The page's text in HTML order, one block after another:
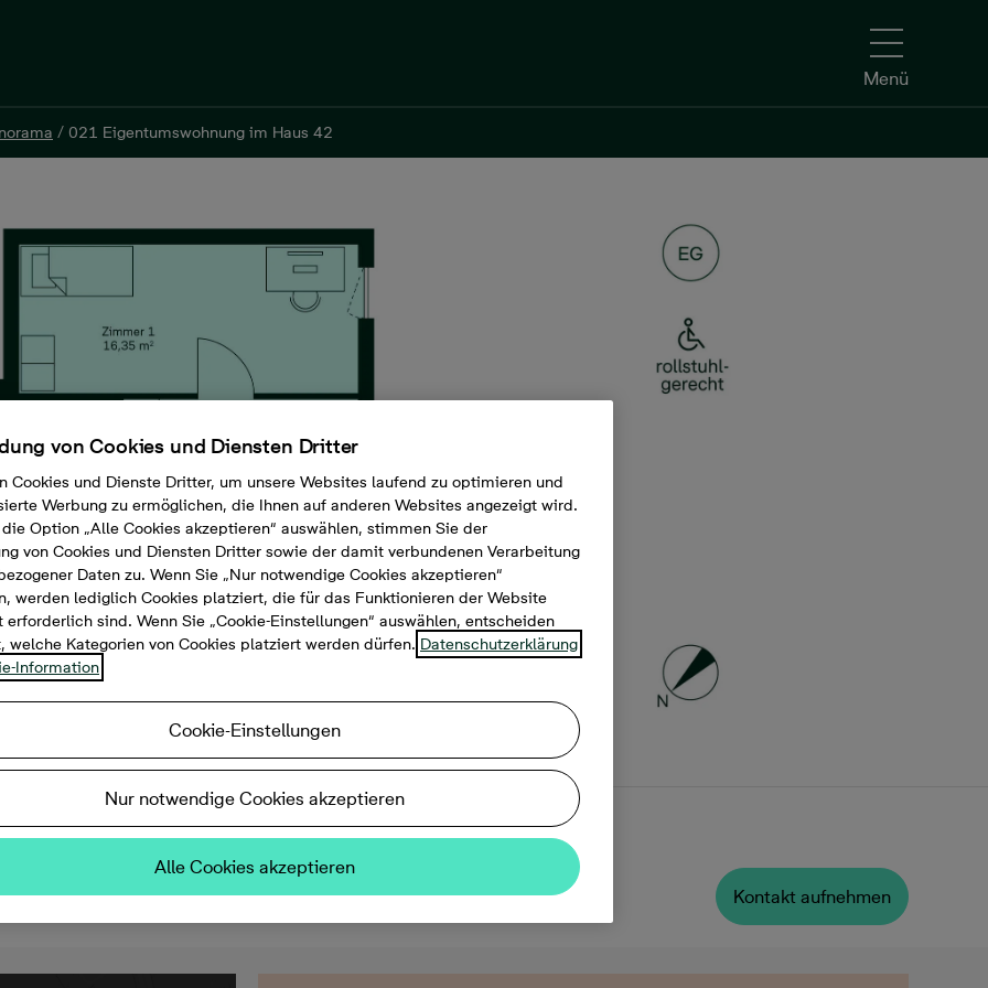
Menü
/ 021 Eigentumswohnung im Haus 42
57 m², 339.900 €
Terrasse Kontakt aufnehmen
/ 021 Eigentumswohnung im Haus 42
von Cookies und Diensten Dritter
Cookies und Dienste Dritter, um unsere Websites laufend zu optimieren und
Werbung zu ermöglichen, die Ihnen auf anderen Websites angezeigt wird.
Option „Alle Cookies akzeptieren“ auswählen, stimmen Sie der
von Cookies und Diensten Dritter sowie der damit verbundenen Verarbeitung
Daten zu. Wenn Sie „Nur notwendige Cookies akzeptieren“
werden lediglich Cookies platziert, die für das Funktionieren der Website
erforderlich sind. Wenn Sie „Cookie-Einstellungen“ auswählen, entscheiden
welche Kategorien von Cookies platziert werden dürfen. Datenschutzerklärung
Information
Cookie-Einstellungen
Nur notwendige Cookies akzeptieren
Alle Cookies akzeptieren